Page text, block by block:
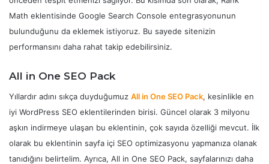
Math eklentisinde Google Search Console entegrasyonunun
bulunduğunu da eklemek istiyoruz. Bu sayede sitenizin
performansını daha rahat takip edebilirsiniz.
All in One SEO Pack
Yıllardır adını sıkça duyduğumuz All in One SEO Pack, kesinlikle en
iyi WordPress SEO eklentilerinden birisi. Güncel olarak 3 milyonu
aşkın indirmeye ulaşan bu eklentinin, çok sayıda özelliği mevcut. İlk
olarak bu eklentinin sayfa içi SEO optimizasyonu yapmanıza olanak
tanıdığını belirtelim. Ayrıca, All in One SEO Pack, sayfalarınızı daha